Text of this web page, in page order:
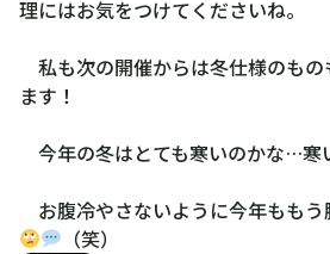
理にはお気をつけてくださいね。
私も次の開催からは冬仕様のも
ます！
今年の冬はとても寒いのかな…
お腹冷やさないように今年ももう
（笑）